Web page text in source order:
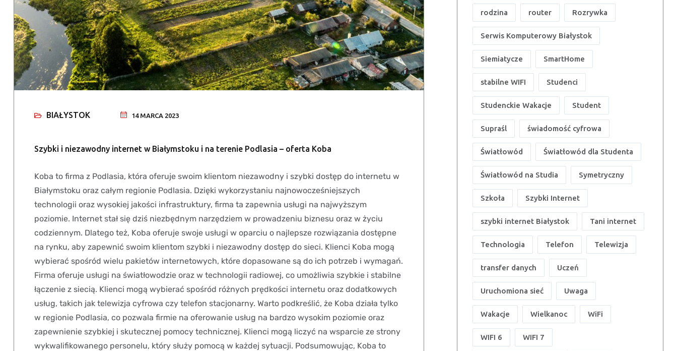
BIAŁYSTOK 14 MARCA 2023
Szybki i niezawodny internet w Białymstoku i na terenie Podlasia – oferta Koba
Koba to firma z Podlasia, która oferuje swoim klientom niezawodny i szybki dostęp do internetu w
Białymstoku oraz całym regionie Podlasia. Dzięki wykorzystaniu najnowocześniejszych
technologii oraz wysokiej jakości infrastruktury, firma ta zapewnia usługi na najwyższym
poziomie. Internet stał się dziś niezbędnym narzędziem w prowadzeniu biznesu oraz w życiu
codziennym. Dlatego też, Koba oferuje swoje usługi w oparciu o najlepsze rozwiązania dostępne
na rynku, aby zapewnić swoim klientom szybki i niezawodny dostęp do sieci. Klienci Koba mogą
wybierać spośród wielu pakietów internetowych, które dopasowane są do ich potrzeb i wymagań.
Firma oferuje usługi na światłowodzie oraz w technologii radiowej, co umożliwia szybkie i stabilne
łączenie z siecią. Klienci mogą wybierać spośród różnych prędkości internetu oraz dodatkowych
usług, takich jak telewizja cyfrowa czy telefon stacjonarny. Warto podkreślić, że Koba działa tylko
w regionie Podlasia, co pozwala firmie na oferowanie usług na bardzo wysokim poziomie oraz
zapewnienie szybkiej i skutecznej pomocy technicznej. Klienci mogą liczyć na wsparcie ze strony
wykwalifikowanego personelu, który służy pomocą w każdej sytuacji. Podsumowując, Koba to
rodzina router Rozrywka
Serwis Komputerowy Białystok
Siemiatycze SmartHome
stabilne WIFI Studenci
Studenckie Wakacje Student
Supraśl świadomość cyfrowa
Światłowód Światłowód dla Studenta
Światłowód na Studia Symetryczny
Szkoła Szybki Internet
szybki internet Białystok Tani internet
Technologia Telefon Telewizja
transfer danych Uczeń
Uruchomiona sieć Uwaga
Wakacje Wielkanoc WiFi
WIFI 6 WIFI 7